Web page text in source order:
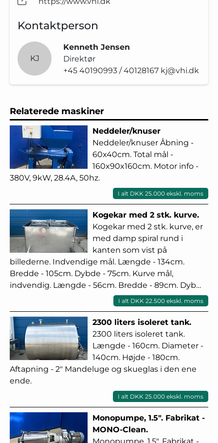
Kontaktperson
KJ
Kenneth Jensen
Direktør
+45 40190993 / 40128167 kj@vhi.dk
Relaterede maskiner
Neddeler/knuser
Neddeler/knuser Åbning -
60x40cm. Total mål -
160x90x160cm. Motor info -
380V, 9kW, 28.4A, 50hz.
I alt DKK 25.000 ekskl. moms
Kogekar med 2 stk. kurve.
Kogekar med 2 stk. kurve, er
med damp spiral rund i
kanten som vist på
billederne. Indvendige mål. Længde - 134cm.
Bredde - 105cm. Dybde - 75cm. Kurve mål,
indvendig. Længde - 56cm. Bredde - 89cm. Dyb…
I alt DKK 22.500 ekskl. moms
2300 liters isoleret tank.
2300 liters isoleret tank.
Længde - 160cm. Diameter -
140cm. Højde - 180cm.
Aftapning - 2" Mandeluge og skueglas i den ene
ende.
I alt DKK 25.000 ekskl. moms
Monopumpe, 1.5". Fabrikat -
MONO-Clean.